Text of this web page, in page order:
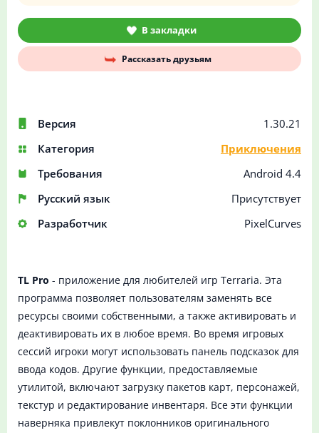
Версия
1.30.21
Категория
Приключения
Требования
Android 4.4
Русский язык
Присутствует
Разработчик
PixelCurves
В закладки
Рассказать друзьям
TL Pro - приложение для любителей игр Terraria. Эта
программа позволяет пользователям заменять все
ресурсы своими собственными, а также активировать и
деактивировать их в любое время. Во время игровых
сессий игроки могут использовать панель подсказок для
ввода кодов. Другие функции, предоставляемые
утилитой, включают загрузку пакетов карт, персонажей,
текстур и редактирование инвентаря. Все эти функции
наверняка привлекут поклонников оригинального